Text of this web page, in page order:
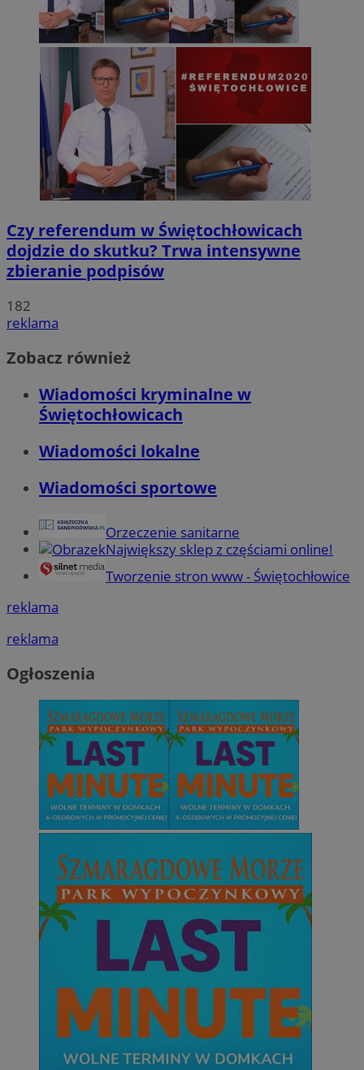
Czy referendum w Świętochłowicach
dojdzie do skutku? Trwa intensywne
zbieranie podpisów
182
reklama
Zobacz również
Wiadomości kryminalne w
Świętochłowicach
Wiadomości lokalne
Wiadomości sportowe
Orzeczenie sanitarne
Największy sklep z częściami online!
Tworzenie stron www - Świętochłowice
reklama
reklama
Ogłoszenia